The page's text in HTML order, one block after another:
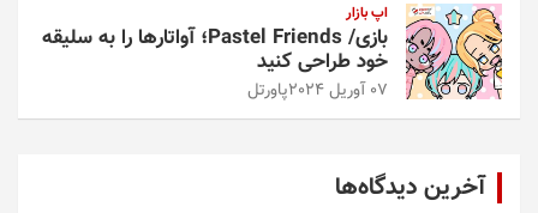
اپ بازار
بازی/ Pastel Friends؛ آواتارها را به سلیقه
خود طراحی کنید
07 آوریل 2024 پاورتل
آخرین دیدگاه‌ها